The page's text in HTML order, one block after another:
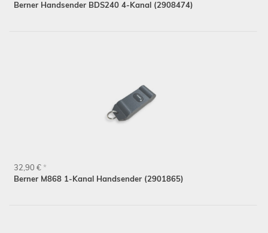
Berner Handsender BDS240 4-Kanal (2908474)
Berner M868 1-Kanal Handsender (2901865)
32,90 € *